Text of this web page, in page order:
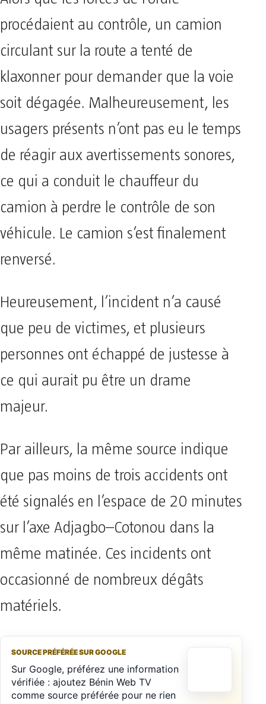
procédaient au contrôle, un camion
circulant sur la route a tenté de
klaxonner pour demander que la voie
soit dégagée. Malheureusement, les
usagers présents n’ont pas eu le temps
de réagir aux avertissements sonores,
ce qui a conduit le chauffeur du
camion à perdre le contrôle de son
véhicule. Le camion s’est finalement
renversé.
Heureusement, l’incident n’a causé
que peu de victimes, et plusieurs
personnes ont échappé de justesse à
ce qui aurait pu être un drame
majeur.
Par ailleurs, la même source indique
que pas moins de trois accidents ont
été signalés en l’espace de 20 minutes
sur l’axe Adjagbo–Cotonou dans la
même matinée. Ces incidents ont
occasionné de nombreux dégâts
matériels.
SOURCE PRÉFÉRÉE SUR GOOGLE
Sur Google, préférez une information
vérifiée : ajoutez Bénin Web TV
comme source préférée pour ne rien